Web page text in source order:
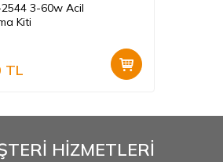
3-60w Acil
Kiti
TL
HİZMETLERİ